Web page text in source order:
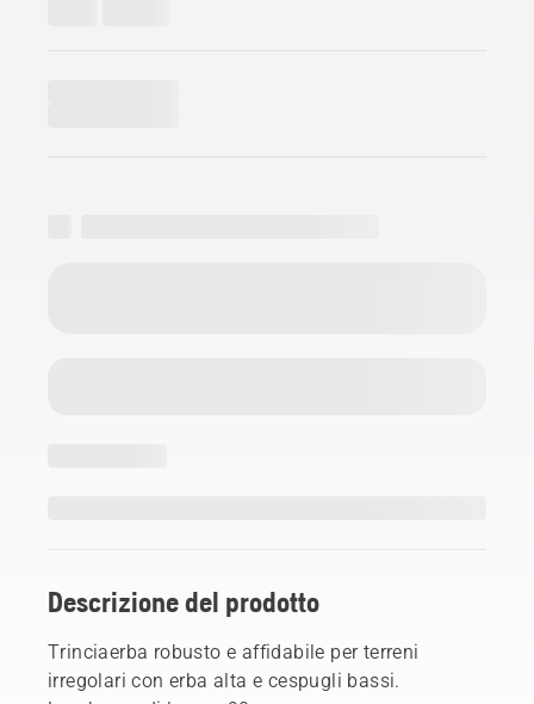
Descrizione del prodotto
Trinciaerba robusto e affidabile per terreni
irregolari con erba alta e cespugli bassi.